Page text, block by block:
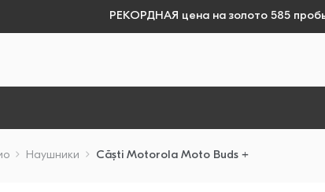
РЕКОРДНАЯ цена на золото 585
Наушники Căști Motorola Moto Buds +